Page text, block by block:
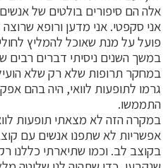
אלה הם סיפורים בולטים של
אני סקפטי. אני מדען ורופא
פועל על מנת שאוכל להמליץ
במשך השנים ניסיתי דברים רבים
במחקר תרופות שלא רק שלא
גרמו לתופעות לוואי, היה בהם
התממשו.
במקרה הזה לא מצאתי תופעות
אפשריות לא שתפנו אנשים עם
בקוצב לב. וכמו שתיארתי כללנו